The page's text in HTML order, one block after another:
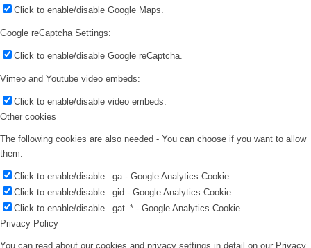
Click to enable/disable Google Maps.
Google reCaptcha Settings:
Click to enable/disable Google reCaptcha.
Vimeo and Youtube video embeds:
Click to enable/disable video embeds.
Other cookies
The following cookies are also needed - You can choose if you want to allow
them:
Click to enable/disable _ga - Google Analytics Cookie.
Click to enable/disable _gid - Google Analytics Cookie.
Click to enable/disable _gat_* - Google Analytics Cookie.
Privacy Policy
You can read about our cookies and privacy settings in detail on our Privacy